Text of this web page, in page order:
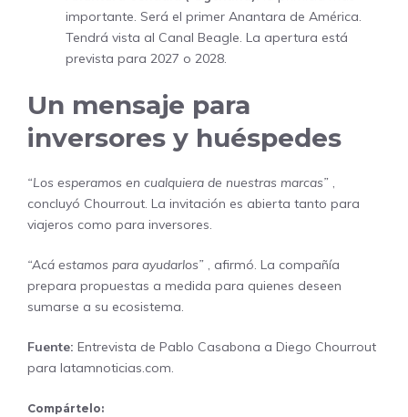
importante. Será el primer Anantara de América.
Tendrá vista al Canal Beagle. La apertura está
prevista para 2027 o 2028.
Un mensaje para
inversores y huéspedes
“Los esperamos en cualquiera de nuestras marcas” ,
concluyó Chourrout. La invitación es abierta tanto para
viajeros como para inversores.
“Acá estamos para ayudarlos” , afirmó. La compañía
prepara propuestas a medida para quienes deseen
sumarse a su ecosistema.
Fuente: Entrevista de Pablo Casabona a Diego Chourrout
para latamnoticias.com.
Compártelo: